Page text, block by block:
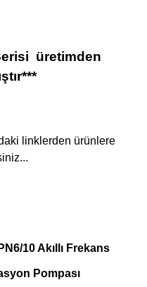
üretimden
linklerden ürünlere
10 Akıllı Frekans
Pompası